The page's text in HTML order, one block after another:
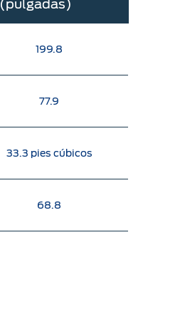
(pulgadas)
199.8
77.9
33.3 pies cúbicos
68.8